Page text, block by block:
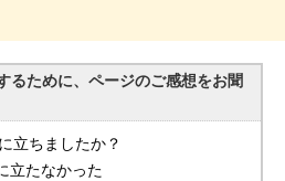
るために、ページのご感想をお聞
立ちましたか？
立たなかった